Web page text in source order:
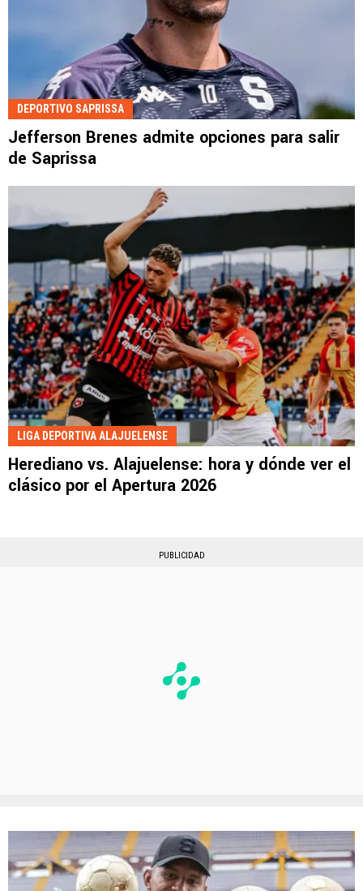
DEPORTIVO SAPRISSA
Jefferson Brenes admite opciones para salir
de Saprissa
LIGA DEPORTIVA ALAJUELENSE
Herediano vs. Alajuelense: hora y dónde ver el
clásico por el Apertura 2026
PUBLICIDAD